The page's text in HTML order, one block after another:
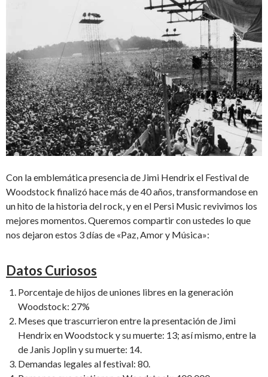
Con la emblemática presencia de Jimi Hendrix el Festival de
Woodstock finalizó hace más de 40 años, transformandose en
un hito de la historia del rock, y en el Persi Music revivimos los
mejores momentos. Queremos compartir con ustedes lo que
nos dejaron estos 3 días de «Paz, Amor y Música»:
Datos Curiosos
Porcentaje de hijos de uniones libres en la generación
Woodstock: 27%
Meses que trascurrieron entre la presentación de Jimi
Hendrix en Woodstock y su muerte: 13; así mismo, entre la
de Janis Joplin y su muerte: 14.
Demandas legales al festival: 80.